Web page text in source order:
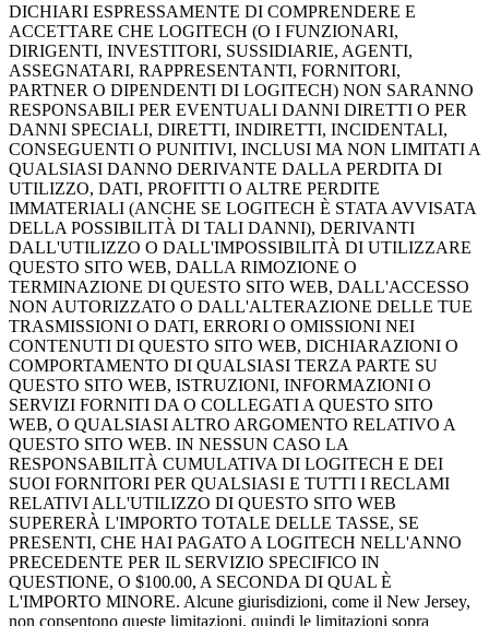
DICHIARI ESPRESSAMENTE DI COMPRENDERE E
ACCETTARE CHE LOGITECH (O I FUNZIONARI,
DIRIGENTI, INVESTITORI, SUSSIDIARIE, AGENTI,
ASSEGNATARI, RAPPRESENTANTI, FORNITORI,
PARTNER O DIPENDENTI DI LOGITECH) NON SARANNO
RESPONSABILI PER EVENTUALI DANNI DIRETTI O PER
DANNI SPECIALI, DIRETTI, INDIRETTI, INCIDENTALI,
CONSEGUENTI O PUNITIVI, INCLUSI MA NON LIMITATI A
QUALSIASI DANNO DERIVANTE DALLA PERDITA DI
UTILIZZO, DATI, PROFITTI O ALTRE PERDITE
IMMATERIALI (ANCHE SE LOGITECH È STATA AVVISATA
DELLA POSSIBILITÀ DI TALI DANNI), DERIVANTI
DALL'UTILIZZO O DALL'IMPOSSIBILITÀ DI UTILIZZARE
QUESTO SITO WEB, DALLA RIMOZIONE O
TERMINAZIONE DI QUESTO SITO WEB, DALL'ACCESSO
NON AUTORIZZATO O DALL'ALTERAZIONE DELLE TUE
TRASMISSIONI O DATI, ERRORI O OMISSIONI NEI
CONTENUTI DI QUESTO SITO WEB, DICHIARAZIONI O
COMPORTAMENTO DI QUALSIASI TERZA PARTE SU
QUESTO SITO WEB, ISTRUZIONI, INFORMAZIONI O
SERVIZI FORNITI DA O COLLEGATI A QUESTO SITO
WEB, O QUALSIASI ALTRO ARGOMENTO RELATIVO A
QUESTO SITO WEB. IN NESSUN CASO LA
RESPONSABILITÀ CUMULATIVA DI LOGITECH E DEI
SUOI FORNITORI PER QUALSIASI E TUTTI I RECLAMI
RELATIVI ALL'UTILIZZO DI QUESTO SITO WEB
SUPERERÀ L'IMPORTO TOTALE DELLE TASSE, SE
PRESENTI, CHE HAI PAGATO A LOGITECH NELL'ANNO
PRECEDENTE PER IL SERVIZIO SPECIFICO IN
QUESTIONE, O $100.00, A SECONDA DI QUAL È
L'IMPORTO MINORE. Alcune giurisdizioni, come il New Jersey,
non consentono queste limitazioni, quindi le limitazioni sopra